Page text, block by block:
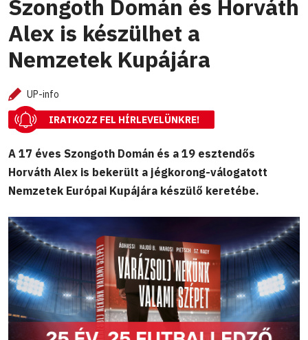
Szongoth Domán és Horváth
Alex is készülhet a
Nemzetek Kupájára
UP-info
IRATKOZZ FEL HÍRLEVELÜNKRE!
A 17 éves Szongoth Domán és a 19 esztendős
Horváth Alex is bekerült a jégkorong-válogatott
Nemzetek Európai Kupájára készülő keretébe.